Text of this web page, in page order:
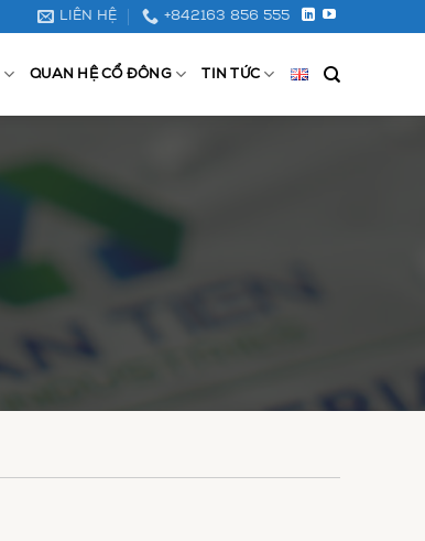
LIÊN HỆ +842163 856 555
QUAN HỆ CỔ ĐÔNG TIN TỨC